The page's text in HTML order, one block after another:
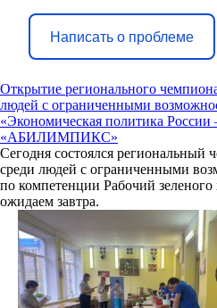
Написать о проблеме
Открытие регионального
людей с ограниченными
«Экономическая политика
«АБИЛИМПИКС»
Сегодня состоялся региональный
среди людей с ограниченными
по компетенции Рабочий зеленого
ожидаем завтра.